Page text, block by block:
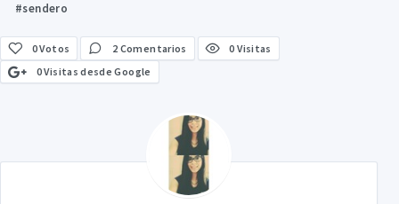
#sendero
0Votos 2 Comentarios
0 Visitas
0 Visitas desde Google